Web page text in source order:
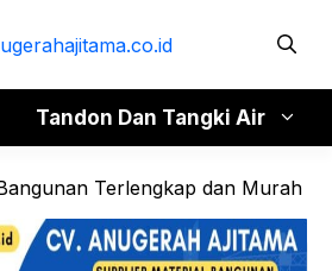
Tandon Dan Tangki Air